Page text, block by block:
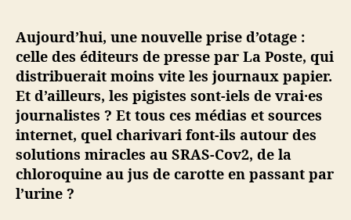
·
e
s
#
5
–
J
Aujourd’hui, une nouvelle prise d’otage :
celle des éditeurs de presse par La Poste, qui
distribuerait moins vite les journaux papier.
Et d’ailleurs, les pigistes sont-iels de vrai·es
journalistes ? Et tous ces médias et sources
internet, quel charivari font-ils autour des
solutions miracles au SRAS-Cov2, de la
chloroquine au jus de carotte en passant par
l’urine ?